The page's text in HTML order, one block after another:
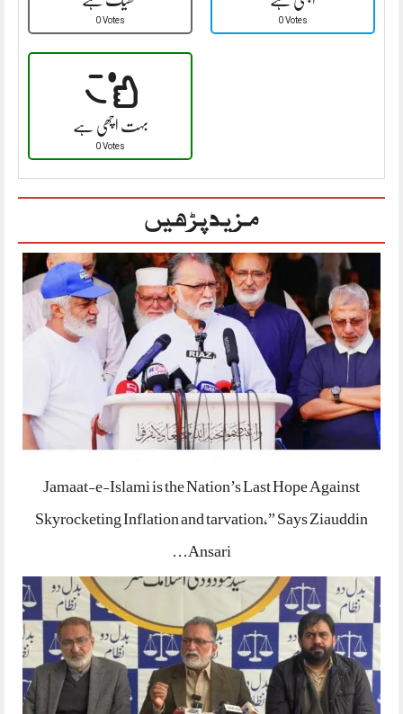
0 Votes 0 Votes
بہت اچھی ہے
0 Votes
مزید پڑھیں
Jamaat-e-Islami is the Nation’s Last Hope Against
Skyrocketing Inflation and tarvation,” Says Ziauddin
Ansari…